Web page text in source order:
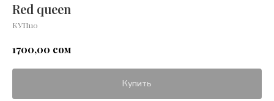
Red queen
КУП110
1700,00 сом
Купить